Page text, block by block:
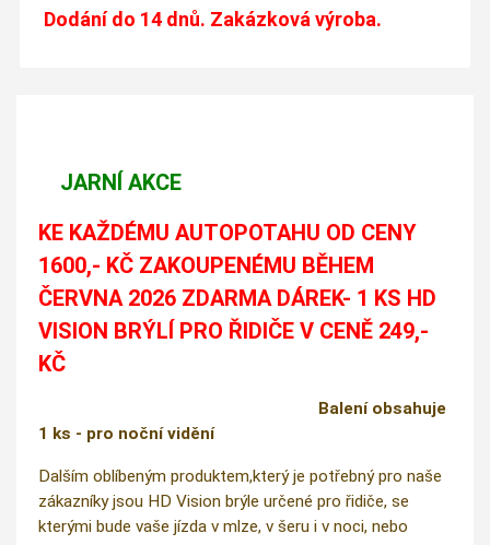
Dodání do 14 dnů. Zakázková výroba.
JARNÍ AKCE
KE KAŽDÉMU AUTOPOTAHU OD CENY
1600,- KČ ZAKOUPENÉMU BĚHEM
ČERVNA 2026 ZDARMA DÁREK- 1 KS HD
VISION BRÝLÍ PRO ŘIDIČE V CENĚ 249,-
KČ
Balení obsahuje
1 ks - pro noční vidění
Dalším oblíbeným produktem,který je potřebný pro naše
zákazníky jsou HD Vision brýle určené pro řidiče, se
kterými bude vaše jízda v mlze, v šeru i v noci, nebo